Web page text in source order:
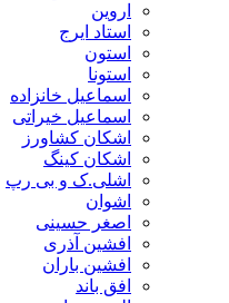
استاد ایرج
اسماعیل خانزاده
اسماعیل خیراتی
اشکان کشاورز
اشکان کینگ
اشلی.ک و بی رپ
اصغر حسینی
افشین آذری
افشین باران
افق باند